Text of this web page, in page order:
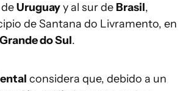
Uruguayy al sur de Brasil,
de Santana do Livramento, en
do Sul.
considera que, debido a un